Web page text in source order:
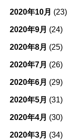
2020年10月 (23)
2020年9月 (24)
2020年8月 (25)
2020年7月 (26)
2020年6月 (29)
2020年5月 (31)
2020年4月 (30)
2020年3月 (34)